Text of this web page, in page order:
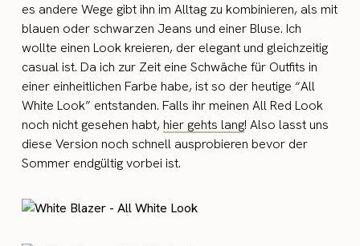
es andere Wege gibt ihn im Alltag zu kombinieren, als mit
blauen oder schwarzen Jeans und einer Bluse. Ich
wollte einen Look kreieren, der elegant und gleichzeitig
casual ist. Da ich zur Zeit eine Schwäche für Outfits in
einer einheitlichen Farbe habe, ist so der heutige “All
White Look” entstanden. Falls ihr meinen All Red Look
noch nicht gesehen habt,hier gehts lang! Also lasst uns
diese Version noch schnell ausprobieren bevor der
Sommer endgültig vorbei ist.